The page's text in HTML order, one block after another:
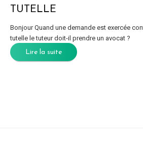
TUTELLE
Bonjour Quand une demande est exercée
tutelle le tuteur doit-il prendre un avocat ?
Lire la suite